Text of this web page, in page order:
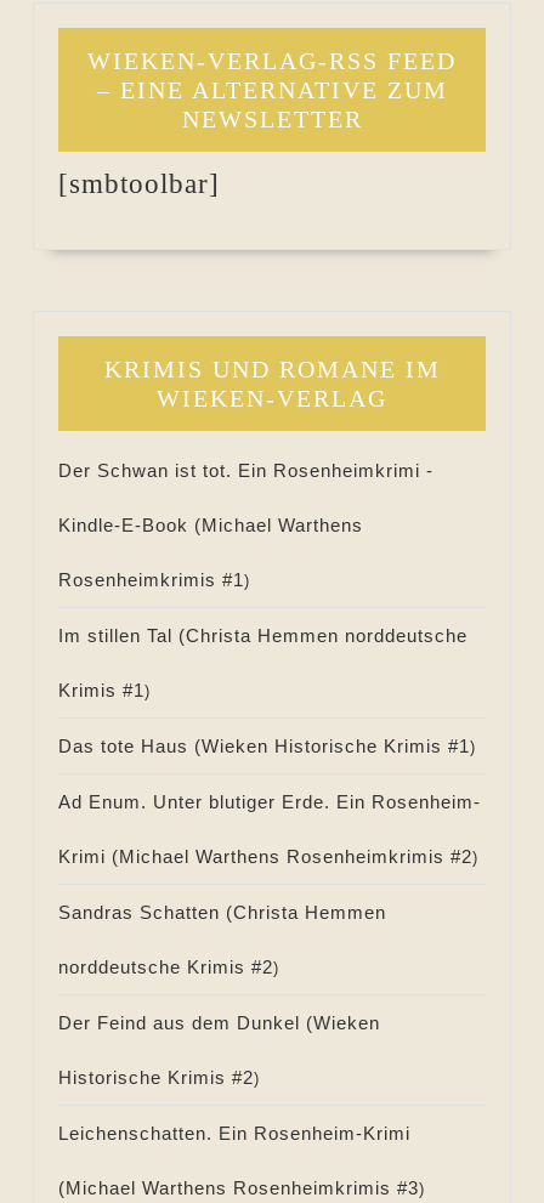
WIEKEN-VERLAG-RSS FEED
– EINE ALTERNATIVE ZUM
NEWSLETTER
[smbtoolbar]
KRIMIS UND ROMANE IM
WIEKEN-VERLAG
Der Schwan ist tot. Ein Rosenheimkrimi -
Kindle-E-Book (Michael Warthens
Rosenheimkrimis #1)
Im stillen Tal (Christa Hemmen norddeutsche
Krimis #1)
Das tote Haus (Wieken Historische Krimis #1)
Ad Enum. Unter blutiger Erde. Ein Rosenheim-
Krimi (Michael Warthens Rosenheimkrimis #2)
Sandras Schatten (Christa Hemmen
norddeutsche Krimis #2)
Der Feind aus dem Dunkel (Wieken
Historische Krimis #2)
Leichenschatten. Ein Rosenheim-Krimi
(Michael Warthens Rosenheimkrimis #3)